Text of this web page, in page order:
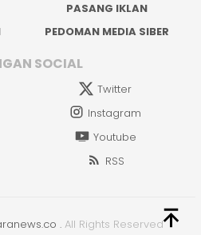
PASANG IKLAN
PEDOMAN MEDIA SIBER
SOCIAL
Twitter
Instagram
Youtube
RSS
. All Rights Reserved